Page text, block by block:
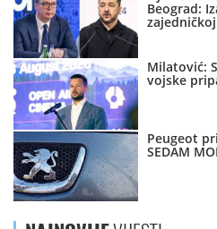
Beograd:
Milatović:
vojske
Peugeot
SEDAM